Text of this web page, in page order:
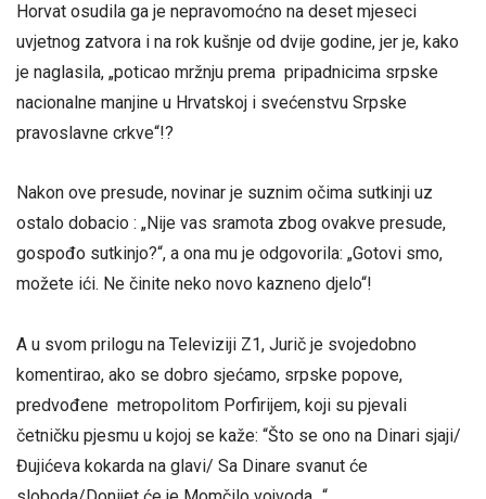
Horvat osudila ga je nepravomoćno na deset mjeseci
uvjetnog zatvora i na rok kušnje od dvije godine, jer je, kako
je naglasila, „poticao mržnju prema pripadnicima srpske
nacionalne manjine u Hrvatskoj i svećenstvu Srpske
pravoslavne crkve“!?
Nakon ove presude, novinar je suznim očima sutkinji uz
ostalo dobacio : „Nije vas sramota zbog ovakve presude,
gospođo sutkinjo?“, a ona mu je odgovorila: „Gotovi smo,
možete ići. Ne činite neko novo kazneno djelo“!
A u svom prilogu na Televiziji Z1, Jurič je svojedobno
komentirao, ako se dobro sjećamo, srpske popove,
predvođene metropolitom Porfirijem, koji su pjevali
četničku pjesmu u kojoj se kaže: “Što se ono na Dinari sjaji/
Đujićeva kokarda na glavi/ Sa Dinare svanut će